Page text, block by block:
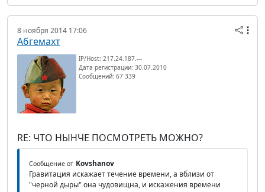
8 ноября 2014 17:06
Абгемахт
IP/Host: 217.24.187.---
Дата регистрации: 30.07.2010
Сообщений: 67 339
RE: ЧТО НЫНЧЕ ПОСМОТРЕТЬ МОЖНО?
Сообщение от Kovshanov
Гравитация искажает течение времени, а вблизи от
"черной дыры" она чудовищна, и искажения времени